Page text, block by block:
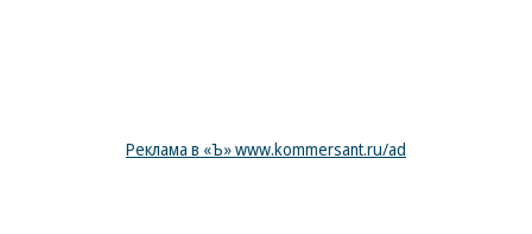
Реклама в «Ъ» www.kommersant.ru/ad